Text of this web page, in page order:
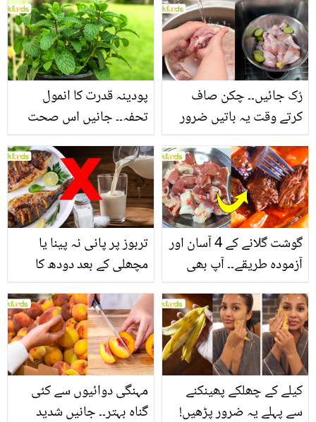
منرلز اور اینٹی آکسیڈنٹس
سے بھرپور اس سبزی کے
فائدے
بنانے کے چند قدرتی طریقے
پودینہ قدرت کا انمول
تحفہ۔۔ جانیں اس صحت
انگیز طبی فوائد
رُک جائیں۔۔ چکن صاف
کرتے وقت یہ باتیں ضرور
تربوز پر پانی نہ پینا یا
مچھلی کے بعد دودھ کا
سے متعلق غلط فہمیوں کی
حقیقت کیا ہے اور افواہ
کیا؟
گوشت گلانے کے 4 آسان اور
آزمودہ طریقے۔۔ آپ بھی
بتائے راز
مہنگی دوائیوں سے کئی
گناہ بہتر۔۔ جانیں شدید
کیلے کے چھلکے پھینکنے
سے پہلے یہ ضرور پڑھیں!